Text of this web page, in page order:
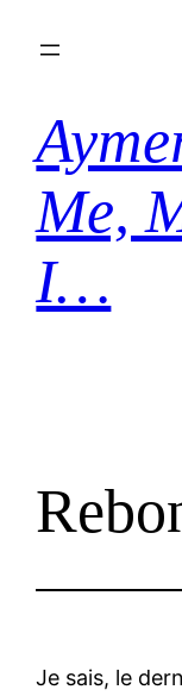
Me,
I…
Je sais, le